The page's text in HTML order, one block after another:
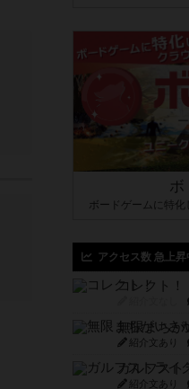
ボ
ボードゲームに特
アクセス数 急上昇
コレクト！
無限まちが
紹介文あり
ガルフスト
紹介文あり